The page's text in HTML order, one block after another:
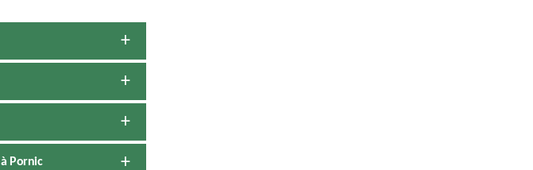
Pornic